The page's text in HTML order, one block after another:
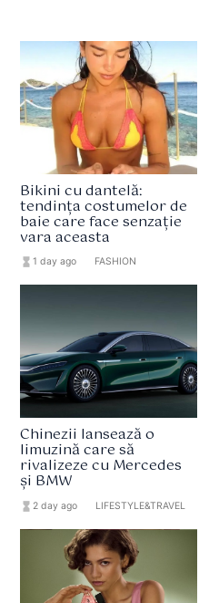
Bikini cu dantelă:
tendința costumelor de
baie care face senzație
vara aceasta
hourglass_full1 day ago FASHION
Chinezii lansează o
limuzină care să
rivalizeze cu Mercedes
și BMW
hourglass_full 2 day ago LIFESTYLE&TRAVEL